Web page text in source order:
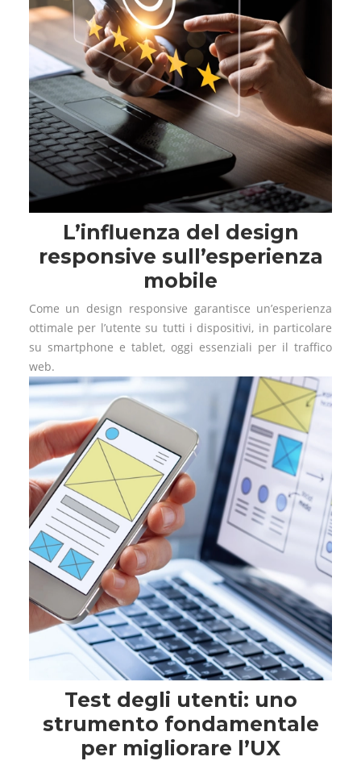
L’influenza del design
responsive sull’esperienza
mobile
Come un design responsive garantisce un’esperienza
ottimale per l’utente su tutti i dispositivi, in particolare
su smartphone e tablet, oggi essenziali per il traffico
web.
Test degli utenti: uno
strumento fondamentale
per migliorare l’UX